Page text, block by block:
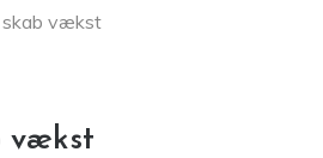
skab vækst
vækst